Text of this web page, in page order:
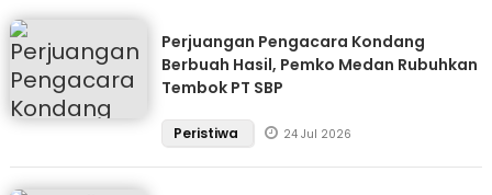
Perjuangan Pengacara Kondang
Berbuah Hasil, Pemko Medan Rubuhkan
Tembok PT SBP
Peristiwa 24 Jul 2026